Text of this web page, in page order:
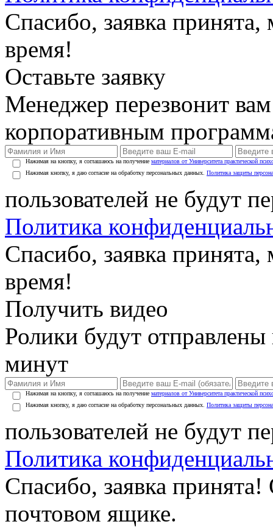
Спасибо, заявка
время!
Оставьте заявку
Менеджер перезвонит
корпоративным
Нажимая на кнопку, я соглашаюсь на получение материалов от Университета практической
Нажимая кнопку, я даю согласие на обработку персональных данных. Политика защиты
пользователей не будут
Политика
Спасибо, заявка
время!
Получить видео
Ролики будут
минут
Нажимая на кнопку, я соглашаюсь на получение материалов от Университета практической
Нажимая кнопку, я даю согласие на обработку персональных данных. Политика защиты
пользователей не будут
Политика
Спасибо, заявка
почтовом ящике.